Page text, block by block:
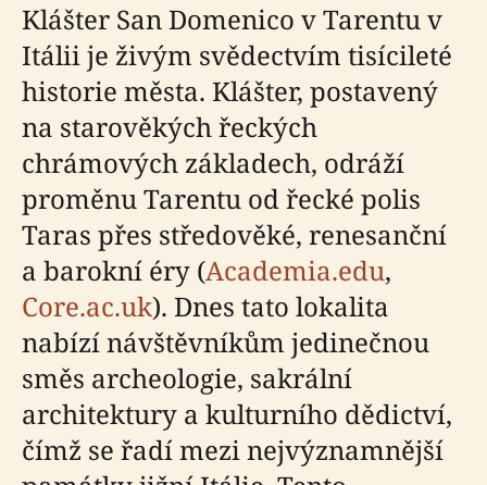
Klášter San Domenico v Tarentu v
Itálii je živým svědectvím tisícileté
historie města. Klášter, postavený
na starověkých řeckých
chrámových základech, odráží
proměnu Tarentu od řecké polis
Taras přes středověké, renesanční
a barokní éry (Academia.edu,
Core.ac.uk). Dnes tato lokalita
nabízí návštěvníkům jedinečnou
směs archeologie, sakrální
architektury a kulturního dědictví,
čímž se řadí mezi nejvýznamnější